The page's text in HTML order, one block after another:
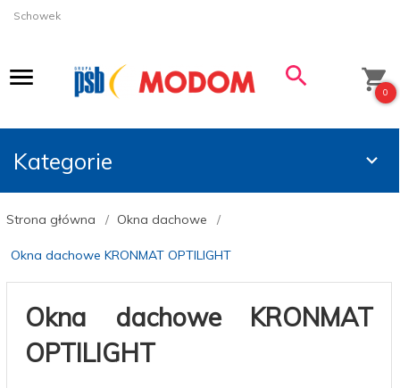
Schowek
0
Kategorie
Strona główna Okna dachowe
Okna dachowe KRONMAT OPTILIGHT
Okna dachowe KRONMAT
OPTILIGHT